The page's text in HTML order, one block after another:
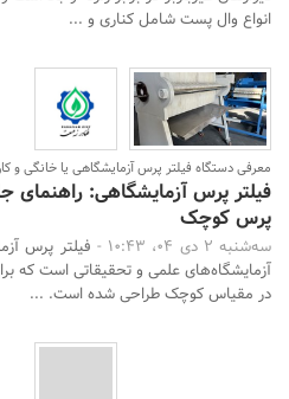
انواع وال پست شامل کناری و ...
معرفی دستگاه فیلتر پرس آزمایشگاهی یا خانگی و
فیلتر پرس آزمایشگاهی: راهنمای
پرس کوچک
سه‌شنبه 2 دی 04، 10:43 -
فیلتر پرس
آزمایشگاه‌های علمی و تحقیقاتی است که
در مقیاس کوچک طراحی شده است. ...